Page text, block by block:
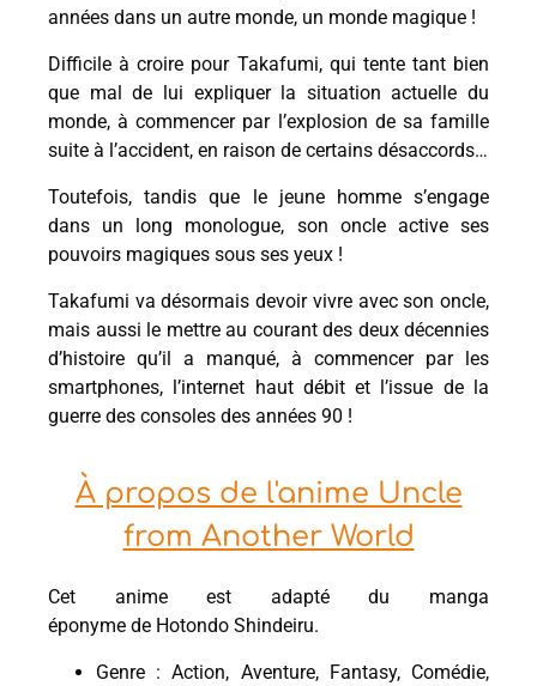
années dans un autre monde, un monde magique !
Difficile à croire pour Takafumi, qui tente tant bien
que mal de lui expliquer la situation actuelle du
monde, à commencer par l’explosion de sa famille
suite à l’accident, en raison de certains désaccords…
Toutefois, tandis que le jeune homme s’engage
dans un long monologue, son oncle active ses
pouvoirs magiques sous ses yeux !
Takafumi va désormais devoir vivre avec son oncle,
mais aussi le mettre au courant des deux décennies
d’histoire qu’il a manqué, à commencer par les
smartphones, l’internet haut débit et l’issue de la
guerre des consoles des années 90 !
À propos de l'anime Uncle
from Another World
Cet anime est adapté du manga
éponyme de Hotondo Shindeiru.
Genre : Action, Aventure, Fantasy, Comédie,